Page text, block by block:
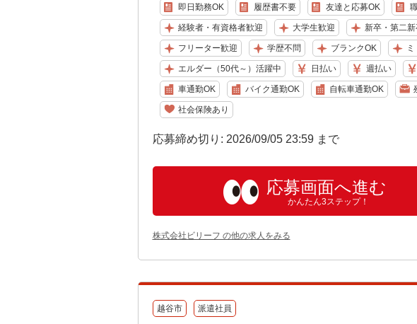
即日勤務OK 履歴書不要 友達と応募OK
経験者・有資格者歓迎 大学生歓迎 新卒・第二
フリーター歓迎 学歴不問 ブランクOK
エルダー（50代～）活躍中 日払い 週払い
車通勤OK バイク通勤OK 自転車通勤OK
社会保険あり
応募締め切り: 2026/09/05 23:59 まで
応募画面へ進む
かんたん3ステップ！
株式会社ビリーフ の他の求人をみる
越谷市 派遣社員